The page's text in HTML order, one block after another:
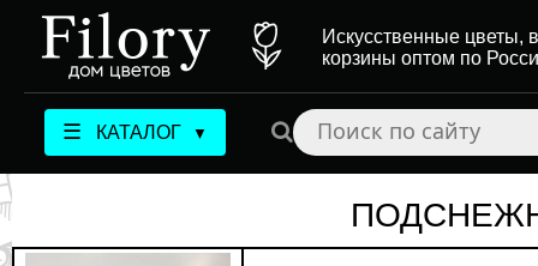
Искусственные цветы,
корзины оптом по
☰ КАТАЛОГ ▼